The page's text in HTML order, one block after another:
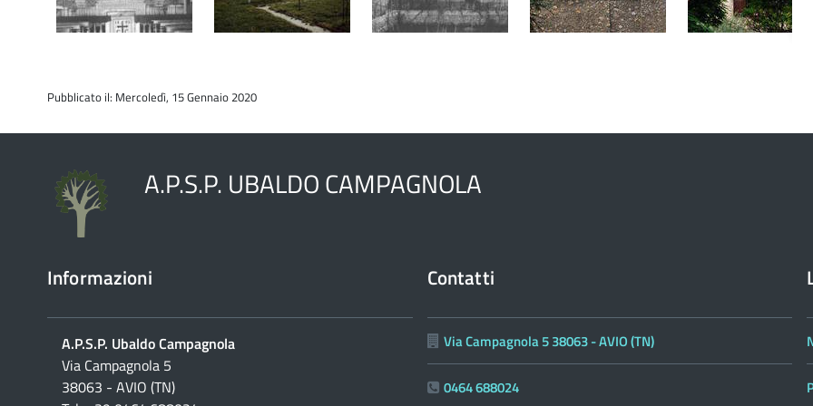
Pubblicato il: Mercoledì, 15 Gennaio 2020
A.P.S.P. UBALDO CAMPAGNOLA
Informazioni
A.P.S.P. Ubaldo Campagnola
Via Campagnola 5
38063 - AVIO (TN)
Contatti
Via Campagnola 5 38063 - AVIO (TN)
0464 688024